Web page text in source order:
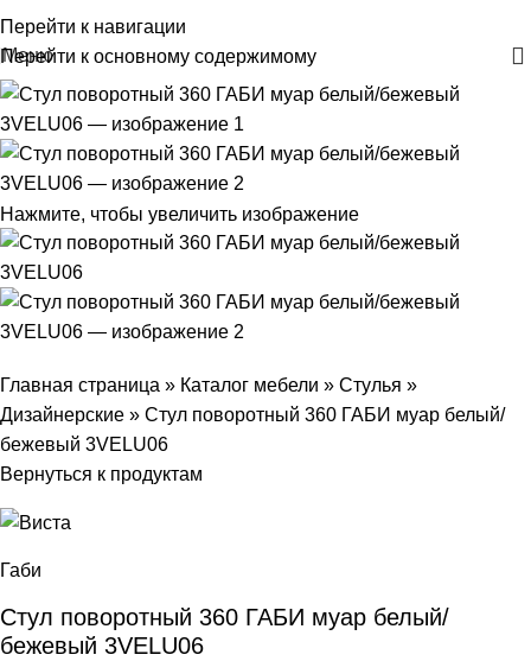
Перейти к навигации
Перейти к основному содержимому
Меню
Нажмите, чтобы увеличить изображение
Главная страница » Каталог мебели » Стулья »
Дизайнерские » Стул поворотный 360 ГАБИ муар белый/
бежевый 3VELU06
Вернуться к продуктам
Габи
Стул поворотный 360 ГАБИ муар белый/
бежевый 3VELU06